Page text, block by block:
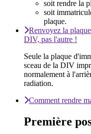
soit rendre la
soit
plaque.
Renvoyez la
DIV, pas l'autre !
Seule la plaque
sceau de la DIV
normalement à
radiation.
Comment rendre
Première